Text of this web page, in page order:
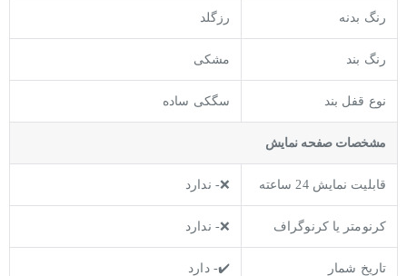
رنگ بدنه رزگلد
رنگ بند مشکی
نوع قفل بند سگکی ساده
مشخصات صفحه نمايش
قابلیت نمایش 24 ساعته ❌- ندارد
کرنومتر یا کرنوگراف ❌- ندارد
تاریخ شمار ✔️- دارد